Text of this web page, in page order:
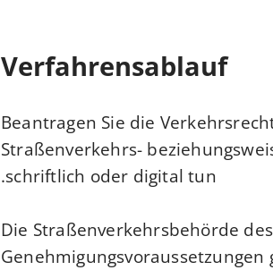
Verfahrensablauf
Beantragen Sie die
Straßenverkehrs-
schriftlich oder digital tun.
Die Straßenverkehrsbehörde